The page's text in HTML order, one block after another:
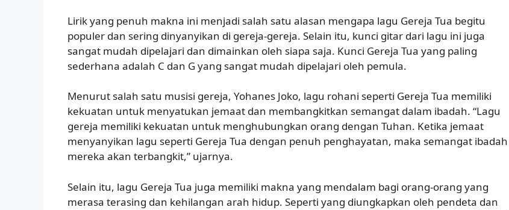
Lirik yang penuh makna ini menjadi salah satu alasan mengapa lagu Gereja Tua begitu
populer dan sering dinyanyikan di gereja-gereja. Selain itu, kunci gitar dari lagu ini juga
sangat mudah dipelajari dan dimainkan oleh siapa saja. Kunci Gereja Tua yang paling
sederhana adalah C dan G yang sangat mudah dipelajari oleh pemula.
Menurut salah satu musisi gereja, Yohanes Joko, lagu rohani seperti Gereja Tua memiliki
kekuatan untuk menyatukan jemaat dan membangkitkan semangat dalam ibadah. “Lagu
gereja memiliki kekuatan untuk menghubungkan orang dengan Tuhan. Ketika jemaat
menyanyikan lagu seperti Gereja Tua dengan penuh penghayatan, maka semangat ibadah
mereka akan terbangkit,” ujarnya.
Selain itu, lagu Gereja Tua juga memiliki makna yang mendalam bagi orang-orang yang
merasa terasing dan kehilangan arah hidup. Seperti yang diungkapkan oleh pendeta dan